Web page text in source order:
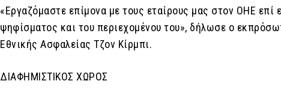
«Εργαζόμαστε επίμονα με τους εταίρους μας στον ΟΗΕ επί
ψηφίσματος και του περιεχομένου του», δήλωσε ο
Εθνικής Ασφαλείας Τζον Κίρμπι.
ΔΙΑΦΗΜΙΣΤΙΚΟΣ ΧΩΡΟΣ